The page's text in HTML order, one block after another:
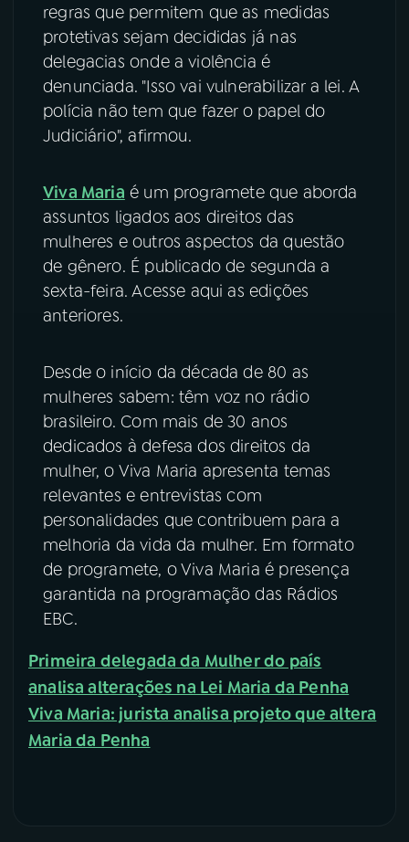
regras que permitem que as medidas
protetivas sejam decididas já nas
delegacias onde a violência é
denunciada. "Isso vai vulnerabilizar a lei. A
polícia não tem que fazer o papel do
Judiciário", afirmou.
Viva Maria é um programete que aborda
assuntos ligados aos direitos das
mulheres e outros aspectos da questão
de gênero. É publicado de segunda a
sexta-feira. Acesse aqui as edições
anteriores.
Desde o início da década de 80 as
mulheres sabem: têm voz no rádio
brasileiro. Com mais de 30 anos
dedicados à defesa dos direitos da
mulher, o Viva Maria apresenta temas
relevantes e entrevistas com
personalidades que contribuem para a
melhoria da vida da mulher. Em formato
de programete, o Viva Maria é presença
garantida na programação das Rádios
EBC.
Primeira delegada da Mulher do país
analisa alterações na Lei Maria da Penha
Viva Maria: jurista analisa projeto que altera
Maria da Penha